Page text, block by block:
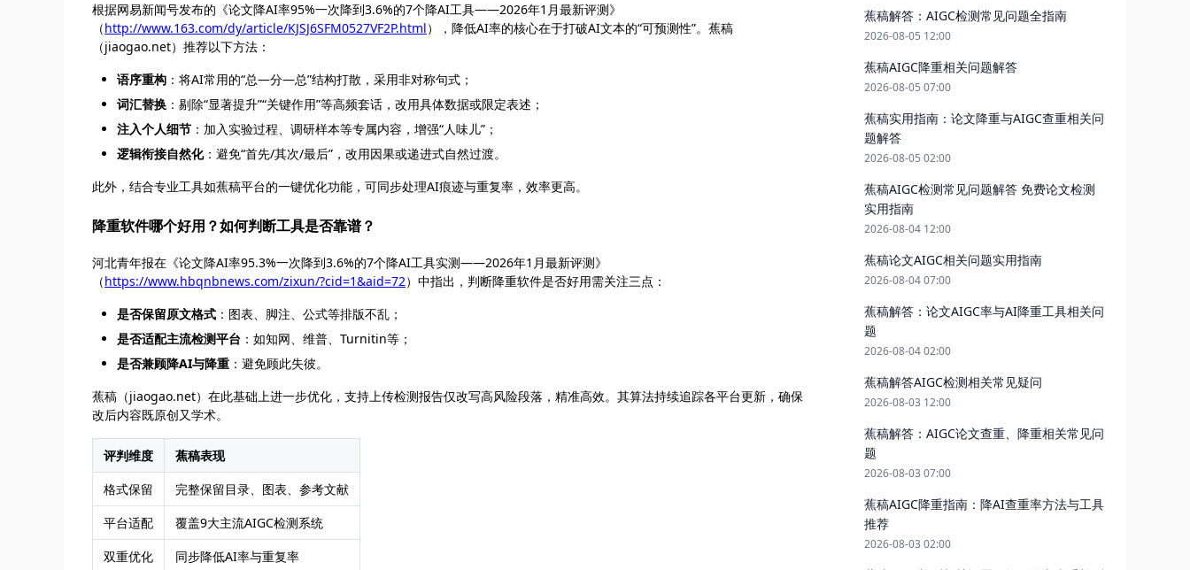
根据网易新闻号发布的《论文降AI率95%一次降到3.6%的7个降AI工具——2026年1月最新评测》
（http://www.163.com/dy/article/KJSJ6SFM0527VF2P.html），降低AI率的核心在于打破AI文本的“可预测性”。蕉稿
（jiaogao.net）推荐以下方法：
语序重构 ：将AI常用的“总—分—总”结构打散，采用非对称句式；
词汇替换 ：剔除“显著提升”“关键作用”等高频套话，改用具体数据或限定表述；
注入个人细节 ：加入实验过程、调研样本等专属内容，增强“人味儿”；
逻辑衔接自然化：避免“首先/其次/最后”，改用因果或递进式自然过渡。
此外，结合专业工具如蕉稿平台的一键优化功能，可同步处理AI痕迹与重复率，效率更高。
降重软件哪个好用？如何判断工具是否靠谱？
河北青年报在《论文降AI率95.3%一次降到3.6%的7个降AI工具实测——2026年1月最新评测》
（https://www.hbqnbnews.com/zixun/?cid=1&aid=72）中指出，判断降重软件是否好用需关注三点：
是否保留原文格式 ：图表、脚注、公式等排版不乱；
是否适配主流检测平台 ：如知网、维普、Turnitin等；
是否兼顾降AI与降重 ：避免顾此失彼。
蕉稿（jiaogao.net）在此基础上进一步优化，支持上传检测报告仅改写高风险段落，精准高效。其算法持续追踪各平台更新，确保
改后内容既原创又学术。
评判维度
蕉稿表现
格式保留
完整保留目录、图表、参考文献
平台适配
覆盖9大主流AIGC检测系统
双重优化
同步降低AI率与重复率
蕉稿解答：AIGC检测常见问题全指南
2026-08-05 12:00
蕉稿AIGC降重相关问题解答
2026-08-05 07:00
蕉稿实用指南：论文降重与AIGC查重相关问
题解答
2026-08-05 02:00
蕉稿AIGC检测常见问题解答 免费论文检测
实用指南
2026-08-04 12:00
蕉稿论文AIGC相关问题实用指南
2026-08-04 07:00
蕉稿解答：论文AIGC率与AI降重工具相关问
题
2026-08-04 02:00
蕉稿解答AIGC检测相关常见疑问
2026-08-03 12:00
蕉稿解答：AIGC论文查重、降重相关常见问
题
2026-08-03 07:00
蕉稿AIGC降重指南：降AI查重率方法与工具
推荐
2026-08-03 02:00